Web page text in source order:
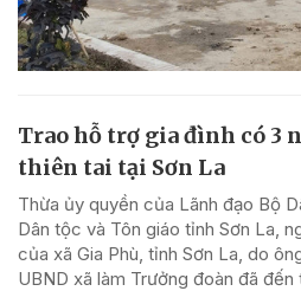
Trao hỗ trợ gia đình có 3
thiên tai tại Sơn La
Thừa ủy quyền của Lãnh đạo Bộ
Dân tộc và Tôn giáo tỉnh Sơn La,
của xã Gia Phù, tỉnh Sơn La, do
UBND xã làm Trưởng đoàn đã đến